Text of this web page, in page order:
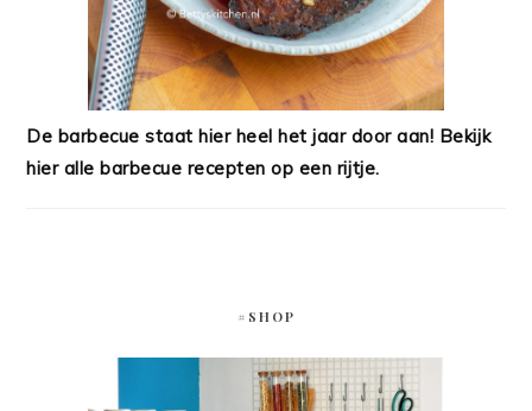
De barbecue staat hier heel het jaar door aan! Bekijk
hier alle barbecue recepten op een rijtje.
#SHOP